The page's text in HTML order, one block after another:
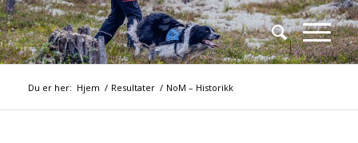
Du er her: Hjem / Resultater / NoM – Historikk